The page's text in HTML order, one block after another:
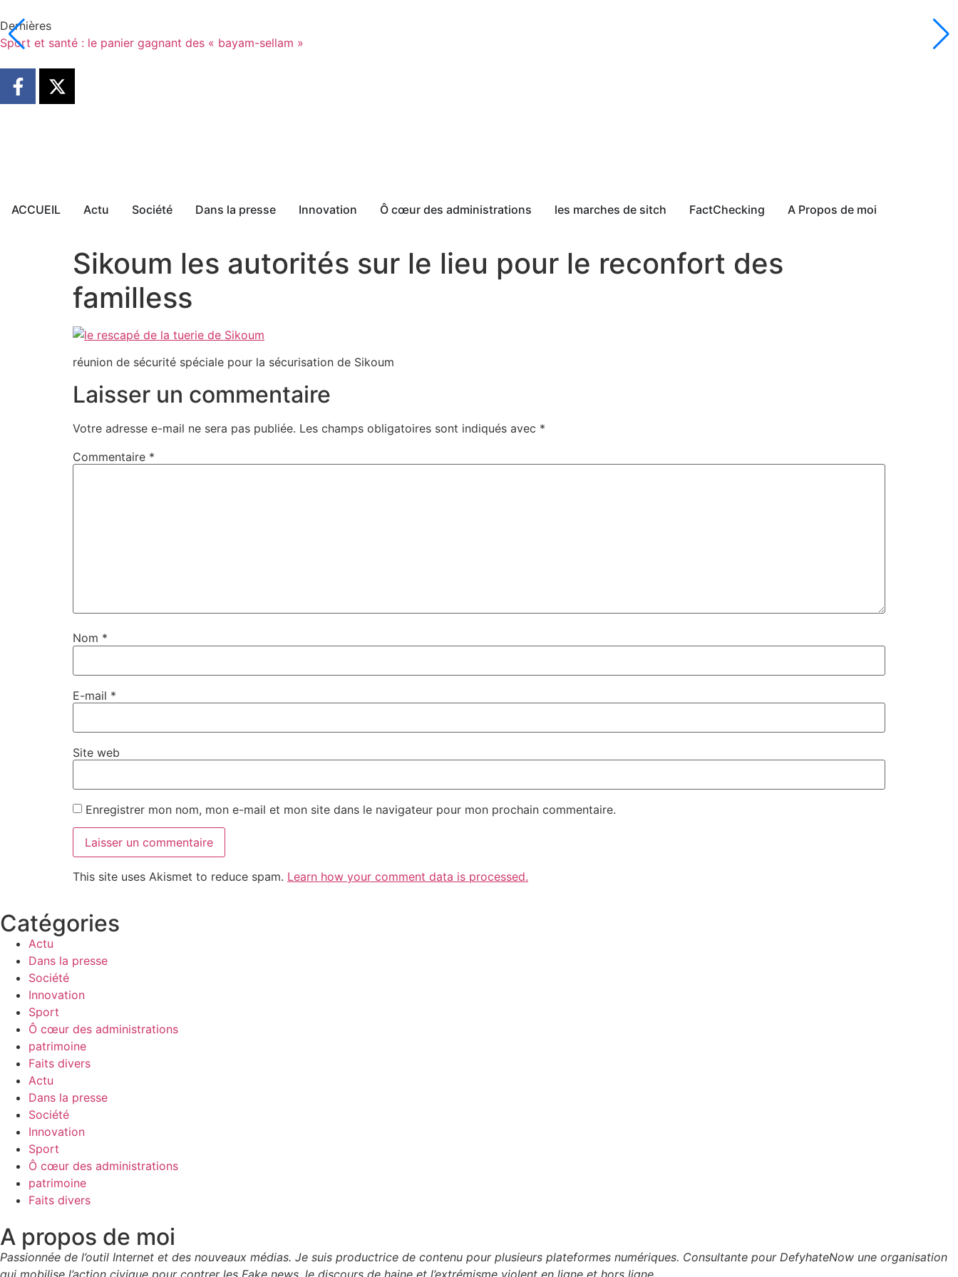
Dernières
Sport et santé : le panier gagnant des « bayam-sellam »
ACCUEIL Actu Société Dans la presse Innovation Ô cœur des administrations les marches de sitch FactChecking A Propos de moi
Sikoum les autorités sur le lieu pour le reconfort des
familless
réunion de sécurité spéciale pour la sécurisation de Sikoum
Laisser un commentaire
Votre adresse e-mail ne sera pas publiée. Les champs obligatoires sont indiqués avec *
Commentaire *
Nom *
E-mail *
Site web
Enregistrer mon nom, mon e-mail et mon site dans le navigateur pour mon prochain commentaire.
This site uses Akismet to reduce spam. Learn how your comment data is processed.
Catégories
Actu
Dans la presse
Société
Innovation
Sport
Ô cœur des administrations
patrimoine
Faits divers
Actu
Dans la presse
Société
Innovation
Sport
Ô cœur des administrations
patrimoine
Faits divers
A propos de moi
Passionnée de l’outil Internet et des nouveaux médias. Je suis productrice de contenu pour plusieurs plateformes numériques. Consultante pour DefyhateNow une organisation
qui mobilise l’action civique pour contrer les Fake news, le discours de haine et l’extrémisme violent en ligne et hors ligne.